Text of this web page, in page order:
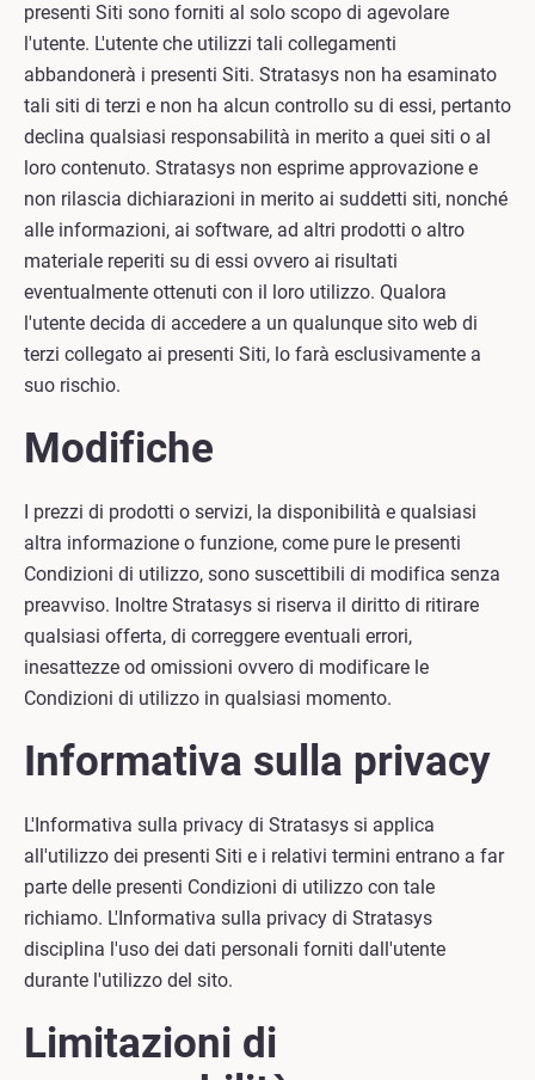
presenti Siti sono forniti al solo scopo di agevolare
l'utente. L'utente che utilizzi tali collegamenti
abbandonerà i presenti Siti. Stratasys non ha esaminato
tali siti di terzi e non ha alcun controllo su di essi, pertanto
declina qualsiasi responsabilità in merito a quei siti o al
loro contenuto. Stratasys non esprime approvazione e
non rilascia dichiarazioni in merito ai suddetti siti, nonché
alle informazioni, ai software, ad altri prodotti o altro
materiale reperiti su di essi ovvero ai risultati
eventualmente ottenuti con il loro utilizzo. Qualora
l'utente decida di accedere a un qualunque sito web di
terzi collegato ai presenti Siti, lo farà esclusivamente a
suo rischio.
Modifiche
I prezzi di prodotti o servizi, la disponibilità e qualsiasi
altra informazione o funzione, come pure le presenti
Condizioni di utilizzo, sono suscettibili di modifica senza
preavviso. Inoltre Stratasys si riserva il diritto di ritirare
qualsiasi offerta, di correggere eventuali errori,
inesattezze od omissioni ovvero di modificare le
Condizioni di utilizzo in qualsiasi momento.
Informativa sulla privacy
L'Informativa sulla privacy di Stratasys si applica
all'utilizzo dei presenti Siti e i relativi termini entrano a far
parte delle presenti Condizioni di utilizzo con tale
richiamo. L'Informativa sulla privacy di Stratasys
disciplina l'uso dei dati personali forniti dall'utente
durante l'utilizzo del sito.
Limitazioni di